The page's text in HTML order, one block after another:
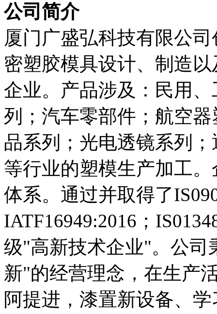
公司简介
厦门广盛弘科技有限公
密塑胶模具设计、制造
企业。产品涉及：民用
列；汽车零部件；航空
品系列；光电透镜系列
等行业的塑模生产加工
体系。通过并取得了
IATF16949:2016；
级"高新技术企业"。公司
新"的经营理念，在生产
阿提进，漆置新设备、